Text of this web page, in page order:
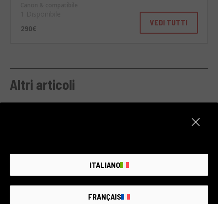
290€
VEDI TUTTI
Altri articoli
ITALIANO
FRANÇAIS